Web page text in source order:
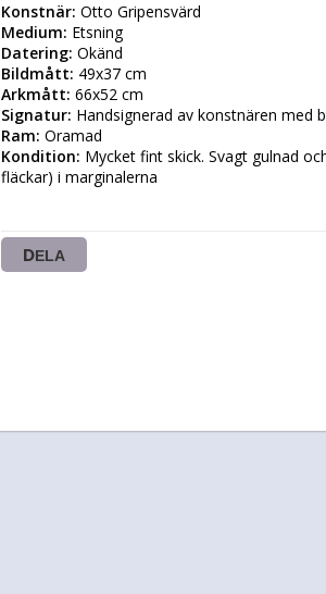
Konstnär:
Medium:
Etsning
Datering:
Bildmått:
Arkmått:
Signatur:
Ram:
Kondition: Mycket fint skick. Svagt gulnad
fläckar) i marginalerna
DELA